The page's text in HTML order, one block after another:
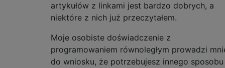
artykułów z linkami jest bardzo dobrych, a
niektóre z nich już przeczytałem.
Moje osobiste doświadczenie z
programowaniem równoległym prowadzi
do wniosku, że potrzebujesz innego sposobu